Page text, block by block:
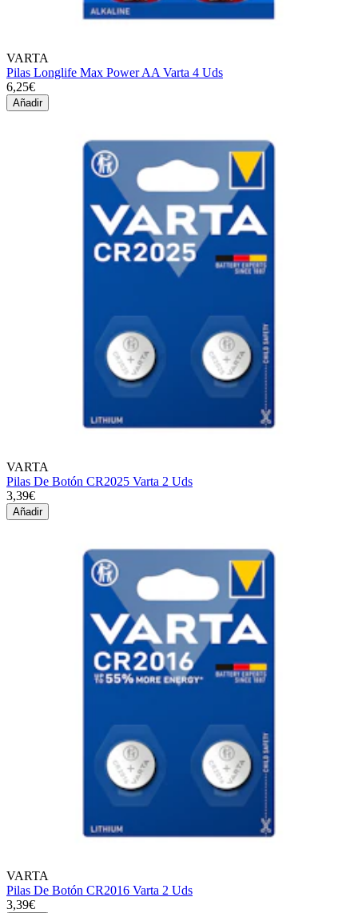
VARTA
Pilas Longlife Max Power AA Varta 4 Uds
6,25€
Añadir
VARTA
Pilas De Botón CR2025 Varta 2 Uds
3,39€
Añadir
VARTA
Pilas De Botón CR2016 Varta 2 Uds
3,39€